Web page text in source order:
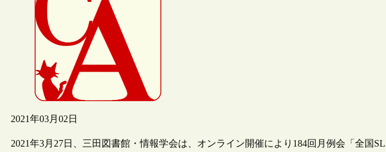
2021年03月02日
2021年3月27日、三田図書館・情報学会は、オンライン開催により184回月例会「全国